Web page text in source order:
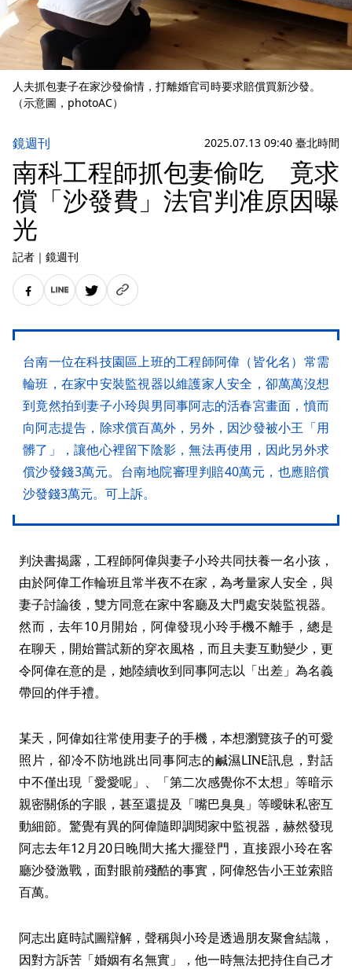
人夫抓包妻子在家沙發偷情，打離婚官司時要求賠償買新沙發。
（示意圖，photoAC）
鏡週刊 2025.07.13 09:40 臺北時間
南科工程師抓包妻偷吃 竟求
償「沙發費」法官判准原因曝
光
記者 ｜ 鏡週刊
台南一位在科技園區上班的工程師阿偉（皆化名）常需
輪班，在家中安裝監視器以維護家人安全，卻萬萬沒想
到竟然拍到妻子小玲與男同事阿志的活春宮畫面，憤而
向阿志提告，除求償百萬外，另外，因沙發被小王「用
髒了」，讓他心裡留下陰影，無法再使用，因此另外求
償沙發錢3萬元。台南地院審理判賠40萬元，也應賠償
沙發錢3萬元。可上訴。
判決書揭露，工程師阿偉與妻子小玲共同扶養一名小孩，
由於阿偉工作輪班且常半夜不在家，為考量家人安全，與
妻子討論後，雙方同意在家中客廳及大門處安裝監視器。
然而，去年10月開始，阿偉發現小玲手機不離手，總是
在聊天，開始嘗試新的穿衣風格，而且夫妻互動變少，更
令阿偉在意的是，她陸續收到同事阿志以「出差」為名義
帶回的伴手禮。
某天，阿偉如往常使用妻子的手機，本想瀏覽孩子的可愛
照片，卻冷不防地跳出同事阿志的鹹濕LINE訊息，對話
中不僅出現「愛愛呢」、「第二次感覺你不太想」等暗示
親密關係的字眼，甚至還提及「嘴巴臭臭」等曖昧私密互
動細節。驚覺有異的阿偉隨即調閱家中監視器，赫然發現
阿志去年12月20日晚間大搖大擺登門，直接跟小玲在客
廳沙發激戰，面對眼前殘酷的事實，阿偉怒告小王並索賠
百萬。
阿志出庭時試圖辯解，聲稱與小玲是透過朋友聚會結識，
因對方訴苦「婚姻有名無實」，他一時無法把持住自己才